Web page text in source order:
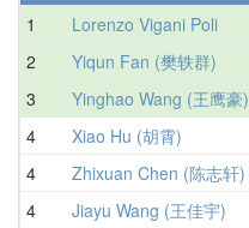
1
Lorenzo Vigani Poli
2
Yiqun Fan (樊轶群)
3
Yinghao Wang (王鹰豪)
4
Xiao Hu (胡霄)
4
Zhixuan Chen (陈志轩)
4
Jiayu Wang (王佳宇)